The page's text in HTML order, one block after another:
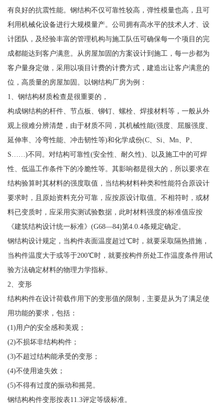
有良好的抗震性能。钢结构不仅可靠性较高，弹性模量也高，且可
利用机械化设备进行大规模量产。公司拥有高水平的技术人才、设
计团队，及经验丰富的管理机构与施工队伍可确保每一个项目的完
成都能达到客户满意。从房屋加固的方案设计到施工，每一步都为
客户量身定做，采用以项目计费的计费方式，建造出让客户满意的
位，高质量的房屋加固。以钢结构厂房为例：
1、钢结构材质检查是很重要的，
构成钢结构的杆件、节点板、铆钉、螺栓、焊接材料等，一般从外
观上很难分辨清楚，由于材质不同，其机械性能(强度、屈服强度、
延伸率、冷弯性能、冲击韧性等)和化学成份(C、Si、Mn、P、
S……)不同。对结构可靠性(安全性、耐久性)、以及施工中的可焊
性、低温工作条件下的冷脆性等。其影响都是很大的，所以要求在
结构验算时其材料的强度取值，当结构材料种类和性能符合原设计
要求时，且原始资料充分可靠，应按原设计取值。不相符时，或材
料已变质时，应采用实测试验数据，此时材料强度的标准值应按
《建筑结构设计统一标准》(G68—84)第4.0.4条规定确定。
钢结构设计规定，当构件表面温度超过℃时，就要采取隔热措施，
当构件温度大于或等于200℃时，就要按构件所处工作温度条件用试
验方法确定材料的物理力学指标。
2、变形
结构构件在设计荷载作用下的变形值的限制，主要是从为了满足使
用功能的要求，包括：
(1)用户的安全感和美观；
(2)不损坏非结构构件；
(3)不超过结构能承受的变形；
(4)不使用途失效；
(5)不得有过度的振动和摇晃。
钢结构构件变形按表11.3评定等级标准。